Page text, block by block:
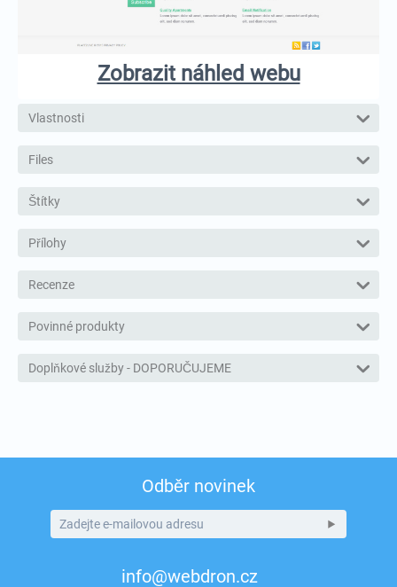
Zobrazit náhled webu
Vlastnosti
Files
Štítky
Přílohy
Recenze
Povinné produkty
Doplňkové služby - DOPORUČUJEME
Odběr novinek
info@webdron.cz